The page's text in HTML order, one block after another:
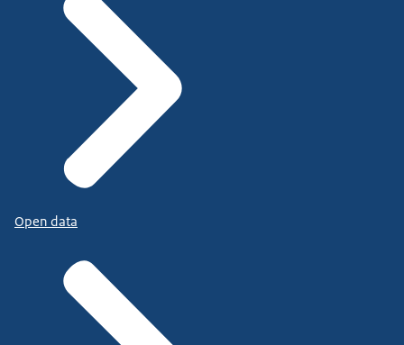
Open data